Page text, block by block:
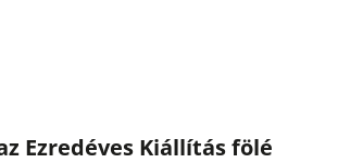
Ezredéves Kiállítás fölé